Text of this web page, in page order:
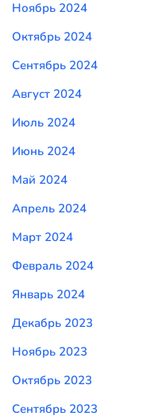
Ноябрь 2024
Октябрь 2024
Сентябрь 2024
Август 2024
Июль 2024
Июнь 2024
Май 2024
Апрель 2024
Март 2024
Февраль 2024
Январь 2024
Декабрь 2023
Ноябрь 2023
Октябрь 2023
Сентябрь 2023